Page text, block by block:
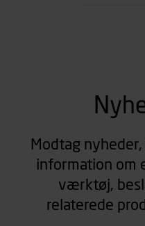
Modtag
information om
værktøj,
relaterede